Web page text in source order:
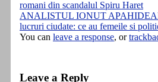
romani din scandalul Spiru Haret
ANALISTUL IONUT
lucruri ciudate: ce au femeile si
You can leave a response, or
Leave a Reply